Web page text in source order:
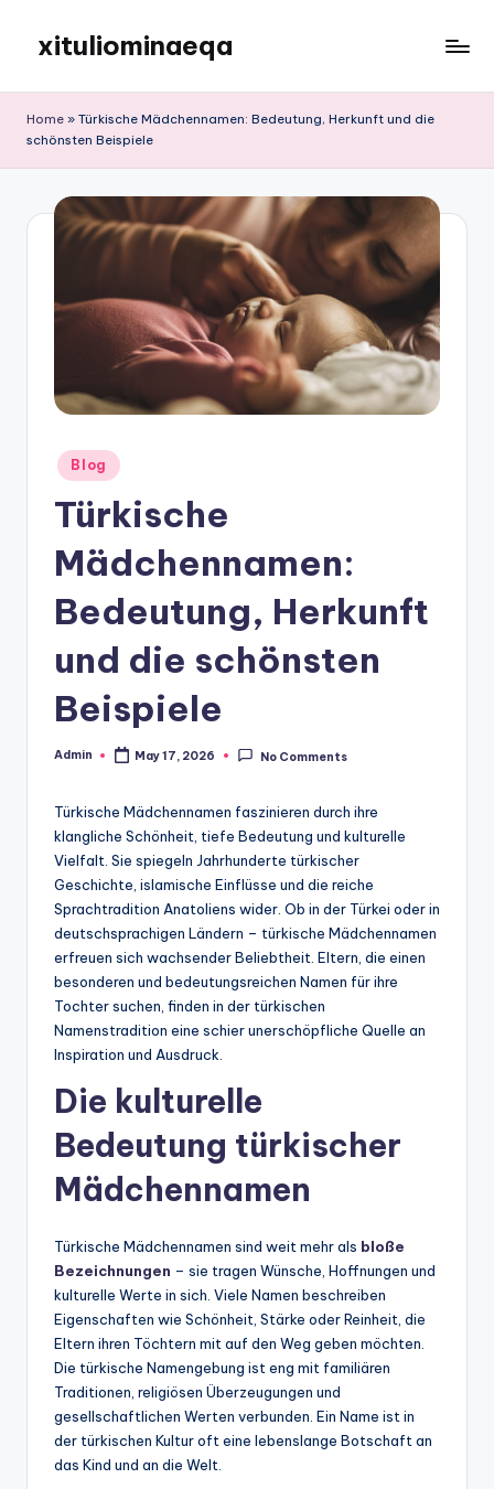
content
xituliominaeqa
Home » Türkische Mädchennamen: Bedeutung, Herkunft und die
schönsten Beispiele
Posted
in
Blog
Türkische
Mädchennamen:
Bedeutung, Herkunft
und die schönsten
Beispiele
Posted
Admin May 17, 2026 No Comments
Türkische Mädchennamen faszinieren durch ihre
klangliche Schönheit, tiefe Bedeutung und kulturelle
Vielfalt. Sie spiegeln Jahrhunderte türkischer
Geschichte, islamische Einflüsse und die reiche
Sprachtradition Anatoliens wider. Ob in der Türkei oder in
deutschsprachigen Ländern – türkische Mädchennamen
erfreuen sich wachsender Beliebtheit. Eltern, die einen
besonderen und bedeutungsreichen Namen für ihre
Tochter suchen, finden in der türkischen
Namenstradition eine schier unerschöpfliche Quelle an
Inspiration und Ausdruck.
Die kulturelle
Bedeutung türkischer
Mädchennamen
Türkische Mädchennamen sind weit mehr als bloße
Bezeichnungen – sie tragen Wünsche, Hoffnungen und
kulturelle Werte in sich. Viele Namen beschreiben
Eigenschaften wie Schönheit, Stärke oder Reinheit, die
Eltern ihren Töchtern mit auf den Weg geben möchten.
Die türkische Namengebung ist eng mit familiären
Traditionen, religiösen Überzeugungen und
gesellschaftlichen Werten verbunden. Ein Name ist in
der türkischen Kultur oft eine lebenslange Botschaft an
das Kind und an die Welt.